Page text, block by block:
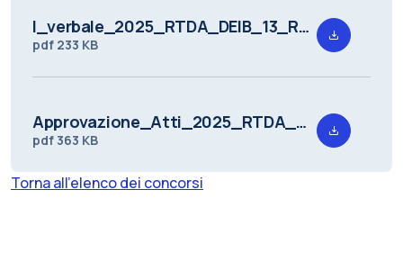
I_verbale_2025_RTDA_DEIB_13_Redatto.pdf
pdf 233 KB
Approvazione_Atti_2025_RTDA_DEIB_13.pdf
pdf 363 KB
Torna all'elenco dei concorsi